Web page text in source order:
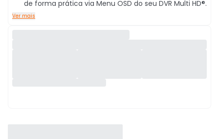
de forma prática via Menu OSD do seu DVR Multi HD®.
Ver mais